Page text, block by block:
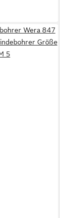
Wera 847
Größe
5